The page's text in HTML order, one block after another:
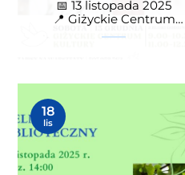
ptasim deweloperem!
📅 13 listopada 2025
📍 Giżyckie Centrum
Kultury
Giżycku – spotkanie o
miłorzębie japońskim
📅 25 listopada 2025
📍 Miejska Biblioteka
Giżycku
">
18
lis